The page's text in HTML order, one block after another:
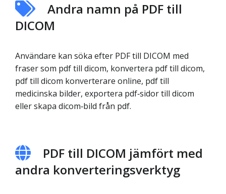
Andra namn på PDF till
DICOM
Användare kan söka efter PDF till DICOM med
fraser som pdf till dicom, konvertera pdf till dicom,
pdf till dicom konverterare online, pdf till
medicinska bilder, exportera pdf‑sidor till dicom
eller skapa dicom‑bild från pdf.
PDF till DICOM jämfört med
andra konverteringsverktyg